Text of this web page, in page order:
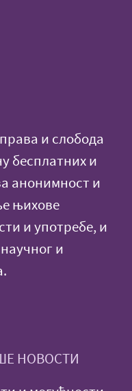
и слобода
бесплатних и
анонимност и
њихове
и употребе, и
и
НОВОСТИ